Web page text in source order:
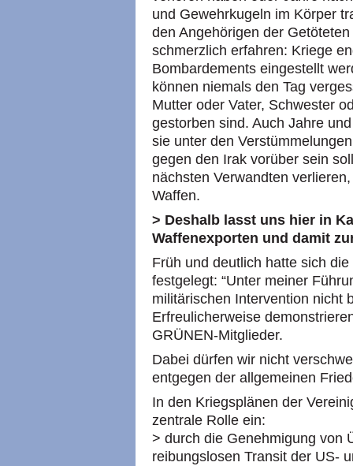
und Gewehrkugeln im Körper
den Angehörigen der
schmerzlich erfahren: Kriege
Bombardements eingestellt
können niemals den Tag
Mutter oder Vater, Schwester
gestorben sind. Auch Jahre
sie unter den
gegen den Irak vorüber sein
nächsten Verwandten
Waffen.
> Deshalb lasst uns hier in
Waffenexporten und damit
Früh und deutlich hatte sich
festgelegt: “Unter meiner
militärischen Intervention nicht
Erfreulicherweise
GRÜNEN-Mitglieder.
Dabei dürfen wir nicht
entgegen der allgemeinen
In den Kriegsplänen der
zentrale Rolle ein:
> durch die Genehmigung von
reibungslosen Transit der US-